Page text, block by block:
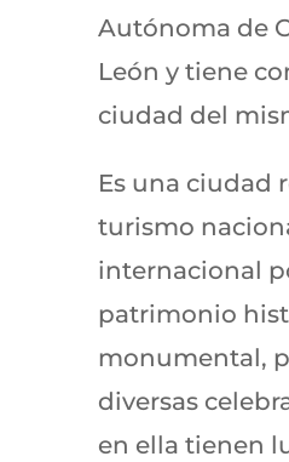
Autónoma de
León y tiene
ciudad del
Es una ciudad
turismo
internacional
patrimonio
monumental,
diversas
en ella tienen